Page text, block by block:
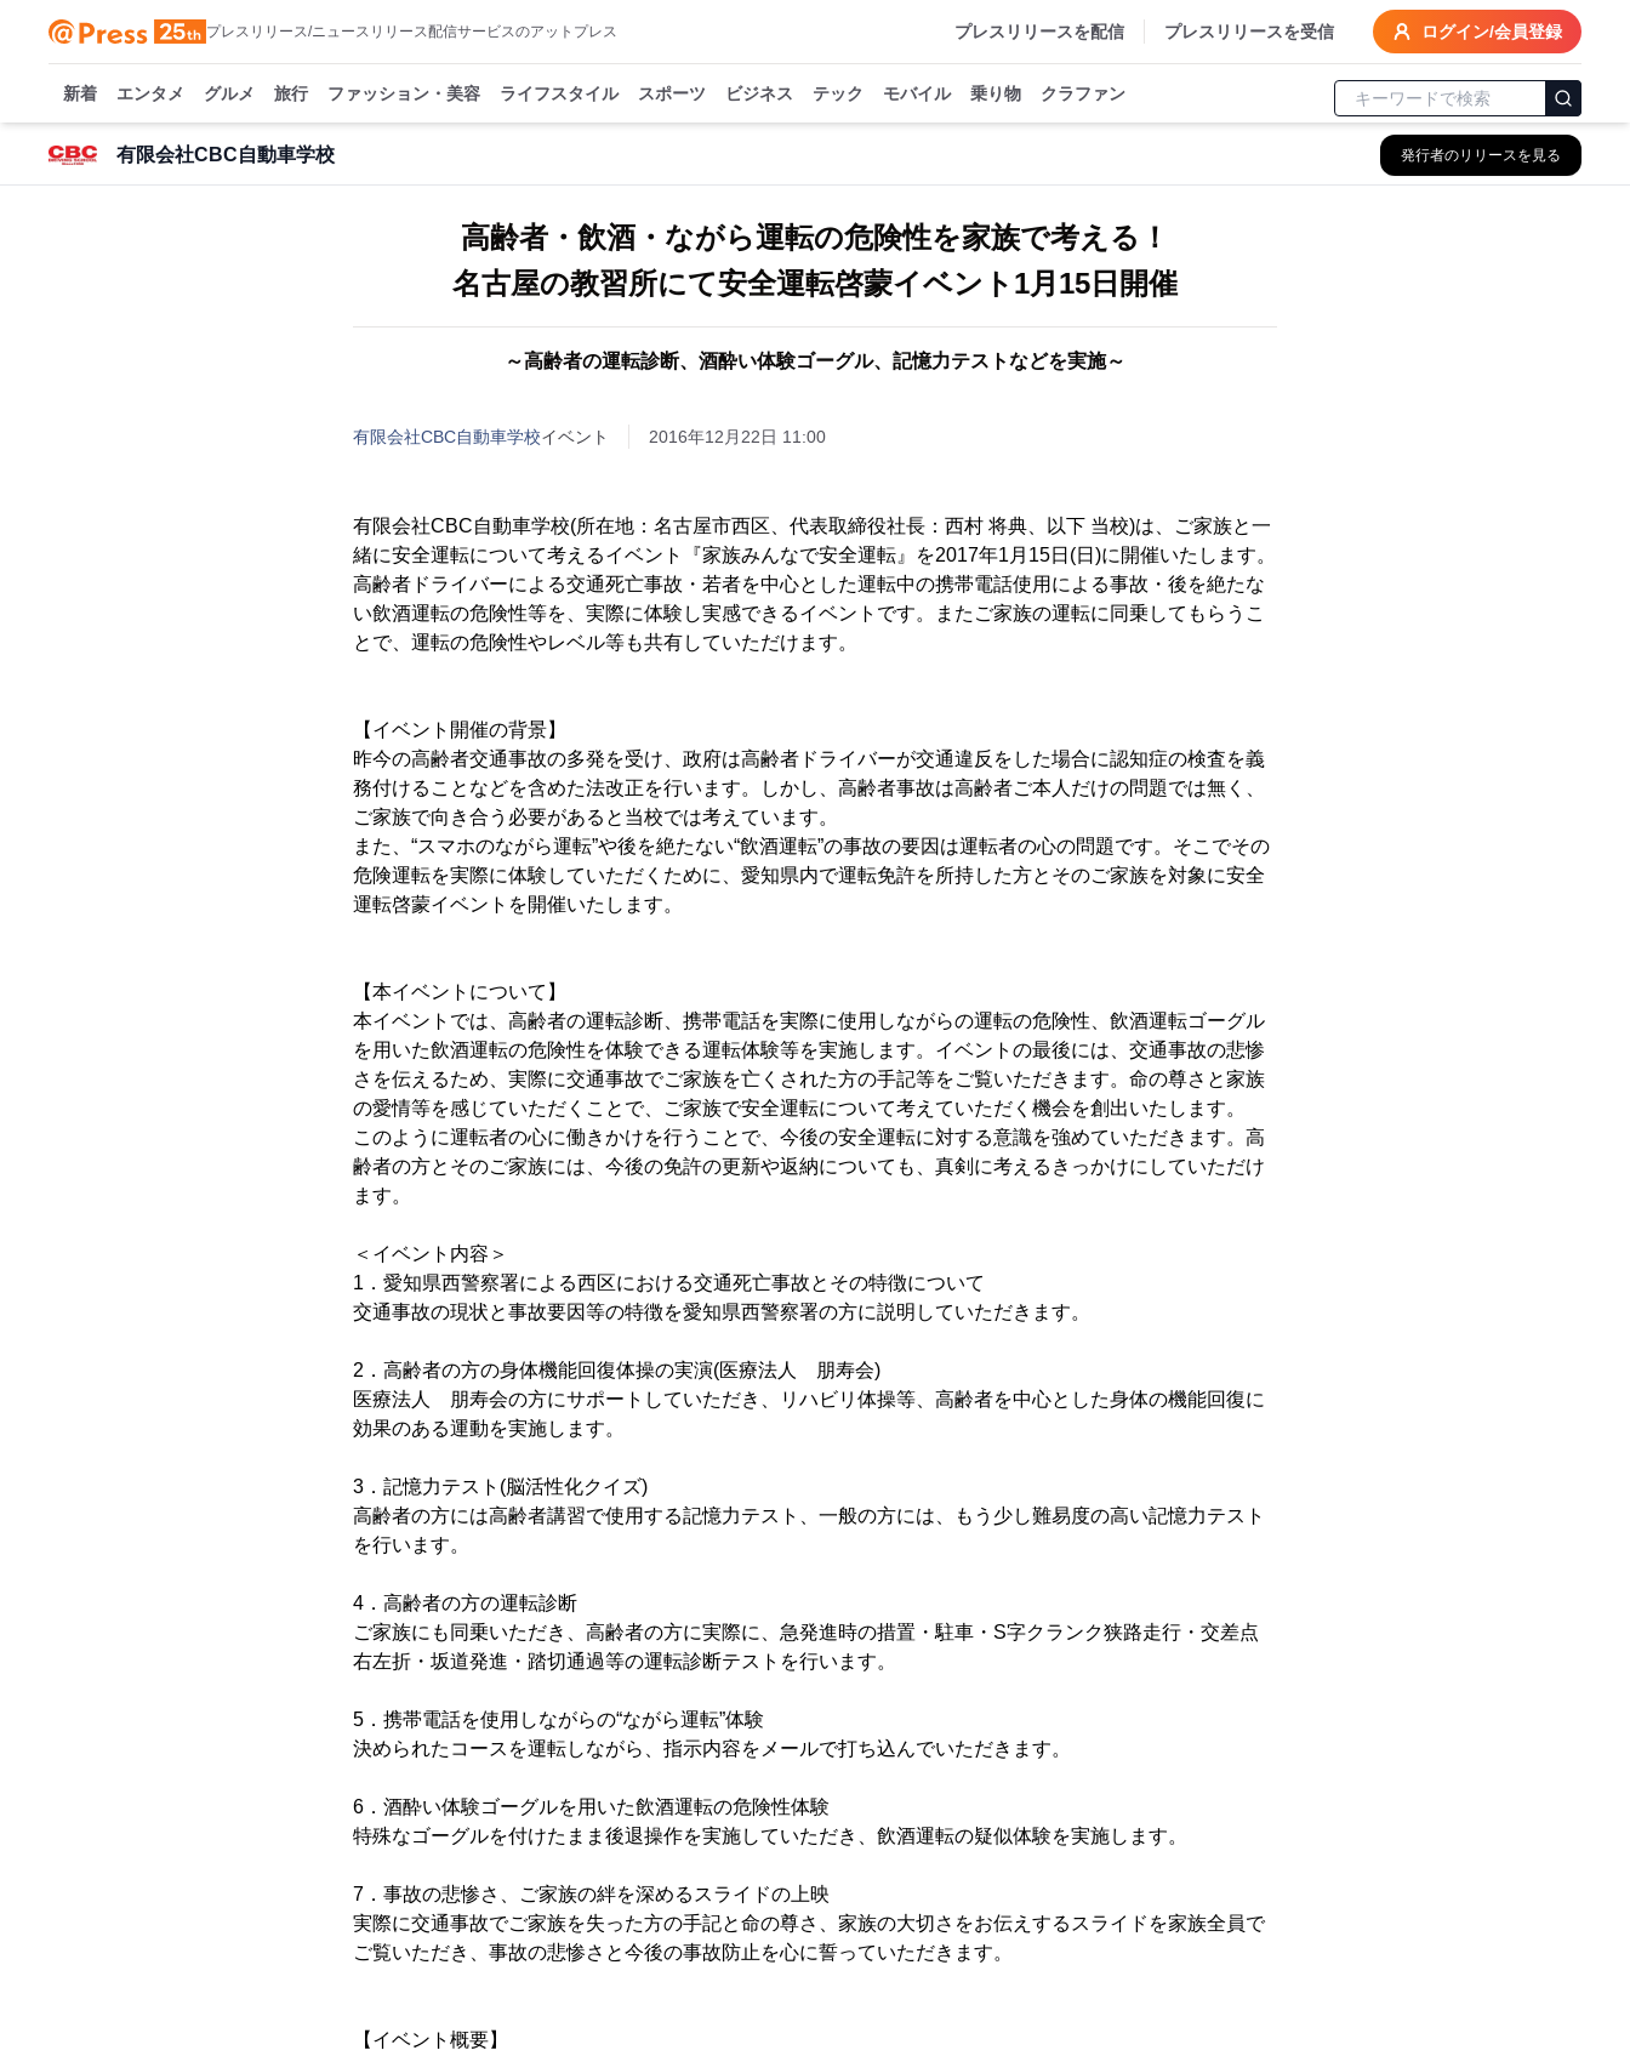
プレスリリース/ニュースリリース配信サービスのアットプレス プレスリリースを配信 プレスリリースを受信 ログイン/会員登録
新着 エンタメ グルメ 旅行 ファッション・美容 ライフスタイル スポーツ ビジネス テック モバイル 乗り物 クラファン
有限会社CBC自動車学校 発行者のリリースを見る
高齢者・飲酒・ながら運転の危険性を家族で考える！
名古屋の教習所にて安全運転啓蒙イベント1月15日開催
～高齢者の運転診断、酒酔い体験ゴーグル、記憶力テストなどを実施～
有限会社CBC自動車学校イベント 2016年12月22日 11:00
有限会社CBC自動車学校(所在地：名古屋市西区、代表取締役社長：西村 将典、以下 当校)は、ご家族と一
緒に安全運転について考えるイベント『家族みんなで安全運転』を2017年1月15日(日)に開催いたします。
高齢者ドライバーによる交通死亡事故・若者を中心とした運転中の携帯電話使用による事故・後を絶たな
い飲酒運転の危険性等を、実際に体験し実感できるイベントです。またご家族の運転に同乗してもらうこ
とで、運転の危険性やレベル等も共有していただけます。
【イベント開催の背景】
昨今の高齢者交通事故の多発を受け、政府は高齢者ドライバーが交通違反をした場合に認知症の検査を義
務付けることなどを含めた法改正を行います。しかし、高齢者事故は高齢者ご本人だけの問題では無く、
ご家族で向き合う必要があると当校では考えています。
また、“スマホのながら運転”や後を絶たない“飲酒運転”の事故の要因は運転者の心の問題です。そこでその
危険運転を実際に体験していただくために、愛知県内で運転免許を所持した方とそのご家族を対象に安全
運転啓蒙イベントを開催いたします。
【本イベントについて】
本イベントでは、高齢者の運転診断、携帯電話を実際に使用しながらの運転の危険性、飲酒運転ゴーグル
を用いた飲酒運転の危険性を体験できる運転体験等を実施します。イベントの最後には、交通事故の悲惨
さを伝えるため、実際に交通事故でご家族を亡くされた方の手記等をご覧いただきます。命の尊さと家族
の愛情等を感じていただくことで、ご家族で安全運転について考えていただく機会を創出いたします。
このように運転者の心に働きかけを行うことで、今後の安全運転に対する意識を強めていただきます。高
齢者の方とそのご家族には、今後の免許の更新や返納についても、真剣に考えるきっかけにしていただけ
ます。
＜イベント内容＞
1．愛知県西警察署による西区における交通死亡事故とその特徴について
交通事故の現状と事故要因等の特徴を愛知県西警察署の方に説明していただきます。
2．高齢者の方の身体機能回復体操の実演(医療法人 朋寿会)
医療法人 朋寿会の方にサポートしていただき、リハビリ体操等、高齢者を中心とした身体の機能回復に
効果のある運動を実施します。
3．記憶力テスト(脳活性化クイズ)
高齢者の方には高齢者講習で使用する記憶力テスト、一般の方には、もう少し難易度の高い記憶力テスト
を行います。
4．高齢者の方の運転診断
ご家族にも同乗いただき、高齢者の方に実際に、急発進時の措置・駐車・S字クランク狭路走行・交差点
右左折・坂道発進・踏切通過等の運転診断テストを行います。
5．携帯電話を使用しながらの“ながら運転”体験
決められたコースを運転しながら、指示内容をメールで打ち込んでいただきます。
6．酒酔い体験ゴーグルを用いた飲酒運転の危険性体験
特殊なゴーグルを付けたまま後退操作を実施していただき、飲酒運転の疑似体験を実施します。
7．事故の悲惨さ、ご家族の絆を深めるスライドの上映
実際に交通事故でご家族を失った方の手記と命の尊さ、家族の大切さをお伝えするスライドを家族全員で
ご覧いただき、事故の悲惨さと今後の事故防止を心に誓っていただきます。
【イベント概要】